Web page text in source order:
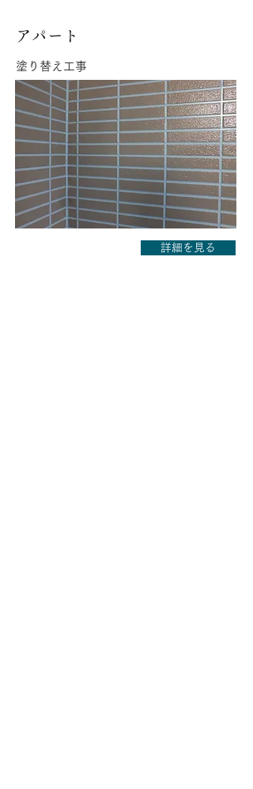
アパート
塗り替え工事
詳細を見る